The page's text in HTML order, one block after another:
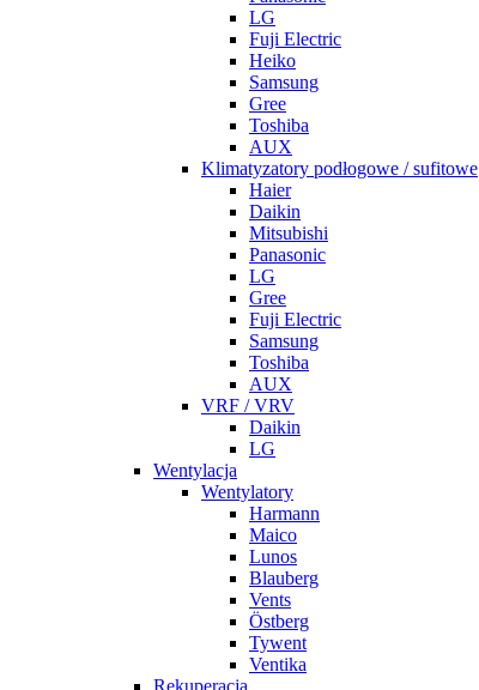
LG
Fuji Electric
Heiko
Samsung
Gree
Toshiba
AUX
Klimatyzatory podłogowe / sufitowe
Haier
Daikin
Mitsubishi
Panasonic
LG
Gree
Fuji Electric
Samsung
Toshiba
AUX
VRF / VRV
Daikin
LG
Wentylacja
Wentylatory
Harmann
Maico
Lunos
Blauberg
Vents
Östberg
Tywent
Ventika